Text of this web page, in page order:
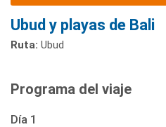
Ubud y playas de Bali
Ruta: Ubud
Programa del viaje
Día 1